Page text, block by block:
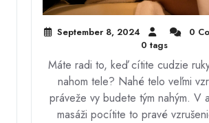
September 8, 2024
0
0 tags
Máte radi to, keď cítite cudzie
nahom tele? Nahé telo veľmi
práveže vy budete tým nahým. V
masáži pocítite to pravé